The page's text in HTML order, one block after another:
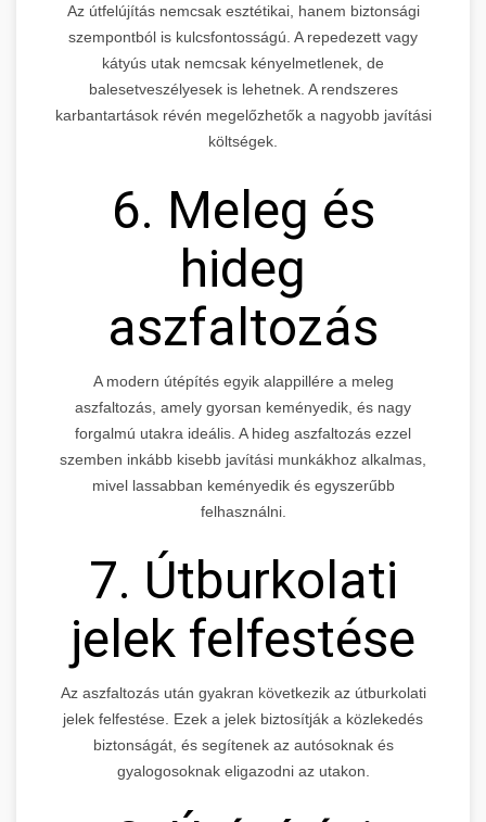
Az útfelújítás nemcsak esztétikai, hanem biztonsági
szempontból is kulcsfontosságú. A repedezett vagy
kátyús utak nemcsak kényelmetlenek, de
balesetveszélyesek is lehetnek. A rendszeres
karbantartások révén megelőzhetők a nagyobb javítási
költségek.
6. Meleg és
hideg
aszfaltozás
A modern útépítés egyik alappillére a meleg
aszfaltozás, amely gyorsan keményedik, és nagy
forgalmú utakra ideális. A hideg aszfaltozás ezzel
szemben inkább kisebb javítási munkákhoz alkalmas,
mivel lassabban keményedik és egyszerűbb
felhasználni.
7. Útburkolati
jelek felfestése
Az aszfaltozás után gyakran következik az útburkolati
jelek felfestése. Ezek a jelek biztosítják a közlekedés
biztonságát, és segítenek az autósoknak és
gyalogosoknak eligazodni az utakon.